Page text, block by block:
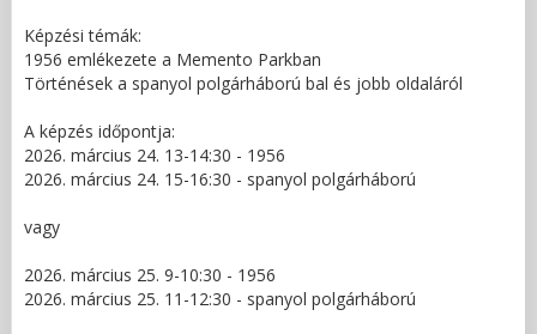
Képzési témák:
1956 emlékezete a Memento Parkban
Történések a spanyol polgárháború bal és jobb oldaláról
A képzés időpontja:
2026. március 24. 13-14:30 - 1956
2026. március 24. 15-16:30 - spanyol polgárháború
vagy
2026. március 25. 9-10:30 - 1956
2026. március 25. 11-12:30 - spanyol polgárháború